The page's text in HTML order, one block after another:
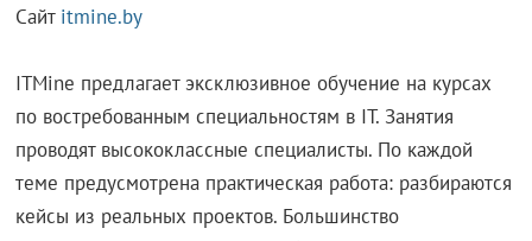
Сайт itmine.by
ITMine предлагает эксклюзивное обучение на курсах
по востребованным специальностям в IT. Занятия
проводят высококлассные специалисты. По каждой
теме предусмотрена практическая работа: разбираются
кейсы из реальных проектов. Большинство